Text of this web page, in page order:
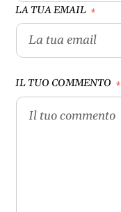
LA TUA EMAIL *
IL TUO COMMENTO *